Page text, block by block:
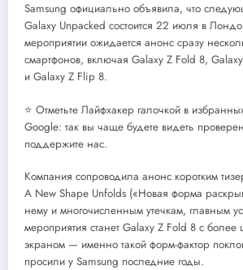
Samsung официально объявила, что
Galaxy Unpacked состоится 22 июля в
мероприятии ожидается анонс сразу
смартфонов, включая Galaxy Z Fold 8,
и Galaxy Z Flip 8.
⭐ Отметьте Лайфхакер галочкой в
Google: так вы чаще будете видеть
поддержите нас.
Компания сопроводила анонс коротким
A New Shape Unfolds («Новая форма
нему и многочисленным утечкам, главным
мероприятия станет Galaxy Z Fold 8 с
экраном — именно такой форм-фактор
просили у Samsung последние годы.